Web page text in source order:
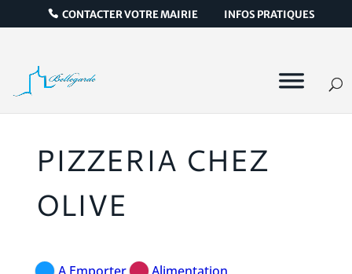
CONTACTER VOTRE MAIRIE INFOS PRATIQUES
PIZZERIA CHEZ
OLIVE